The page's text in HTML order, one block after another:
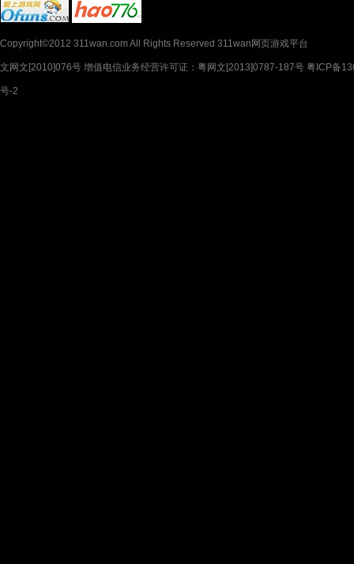
Copyright©2012 311wan.com All Rights Reserved 311wan网页游戏平台
文网文[2010]076号 增值电信业务经营许可证：粤网文[2013]0787-187号 粤ICP备
号-2